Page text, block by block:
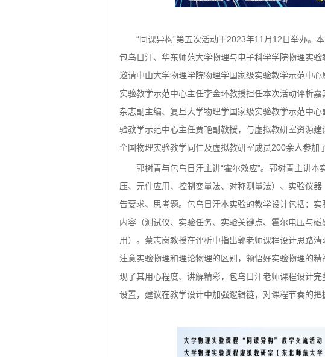
“同课异构”第五次活动于2023年11月12日举办。
包乌日汗、华东师范大学物理与电子科学学院物理实
邀请中山大学物理学院物理学国家级实验教学示范中
实验教学示范中心主任李金环教授担任本次活动评析
杂志副主编、复旦大学物理学国家级实验教学示范中
验教学示范中心主任贾艳副教授，与虚拟教研室资源
全国物理实验教学同仁及虚拟教研室成员200余人参加
郭树青与包乌日汗主讲“霍尔效应”。郭树青主讲
压、元件应用、控制变量法、对称测量法）、实验仪
告要求、思考题。包乌日汗本实验的教学设计包括：
内容（测试仪、实验任务、实验关键点、霍尔电压与
用）。蔡志岗教授在评析中指出郭老师课程设计思路
注意实验物理和理论物理的区别，领悟好实验物理的
现了其用心程度、讲解精彩，包乌日汗老师课程设计
设置，建议在教学设计中加强逻辑链，对课程节奏的把